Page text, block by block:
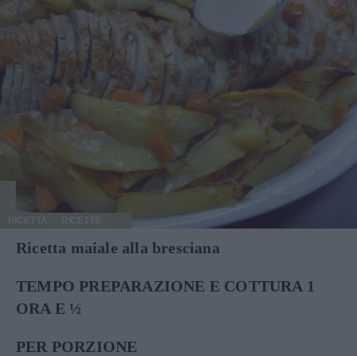
RICETTA
Ricetta maiale alla bresciana
TEMPO PREPARAZIONE E COTTURA 1
ORA E ½
PER PORZIONE